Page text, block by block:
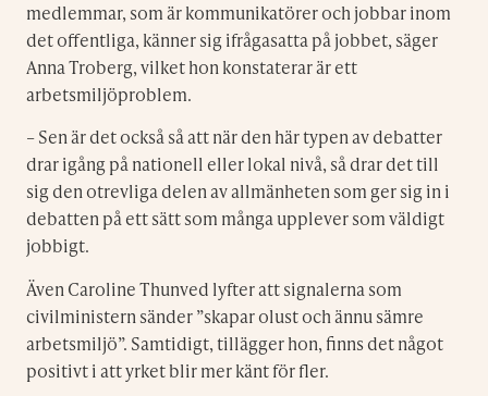
medlemmar, som är kommunikatörer och jobbar inom
det offentliga, känner sig ifrågasatta på jobbet, säger
Anna Troberg, vilket hon konstaterar är ett
arbetsmiljöproblem.
– Sen är det också så att när den här typen av debatter
drar igång på nationell eller lokal nivå, så drar det till
sig den otrevliga delen av allmänheten som ger sig in i
debatten på ett sätt som många upplever som väldigt
jobbigt.
Även Caroline Thunved lyfter att signalerna som
civilministern sänder ”skapar olust och ännu sämre
arbetsmiljö”. Samtidigt, tillägger hon, finns det något
positivt i att yrket blir mer känt för fler.